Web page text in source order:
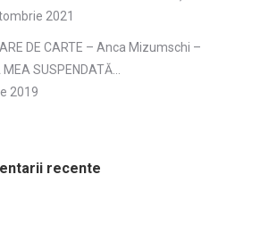
2021
DE CARTE – Anca Mizumschi –
SUSPENDATĂ…
2019
recente